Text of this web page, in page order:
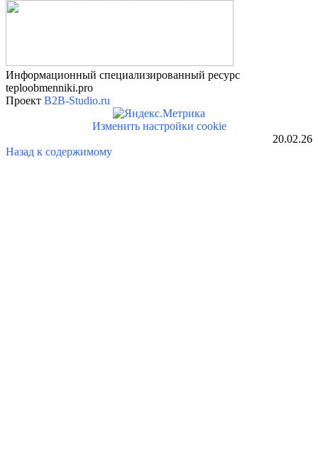
Информационный специализированный ресурс
teploobmenniki.pro
Проект B2B-Studio.ru
Изменить настройки cookie
20.02.26
Назад к содержимому